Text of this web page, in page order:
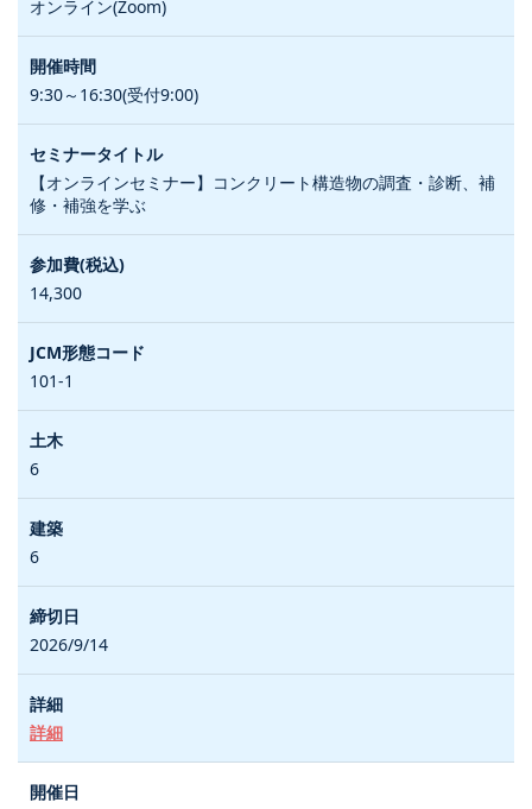
オンライン(Zoom)
9:30～16:30(受付9:00)
【オンラインセミナー】コンクリート構造物の調査・診断、補
修・補強を学ぶ
14,300
101-1
6
6
2026/9/14
詳細